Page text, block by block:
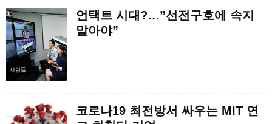
사람들
언택트 시대?…”선전구호에 속지
말아야”
코로나19 최전방서 싸우는 MIT 연